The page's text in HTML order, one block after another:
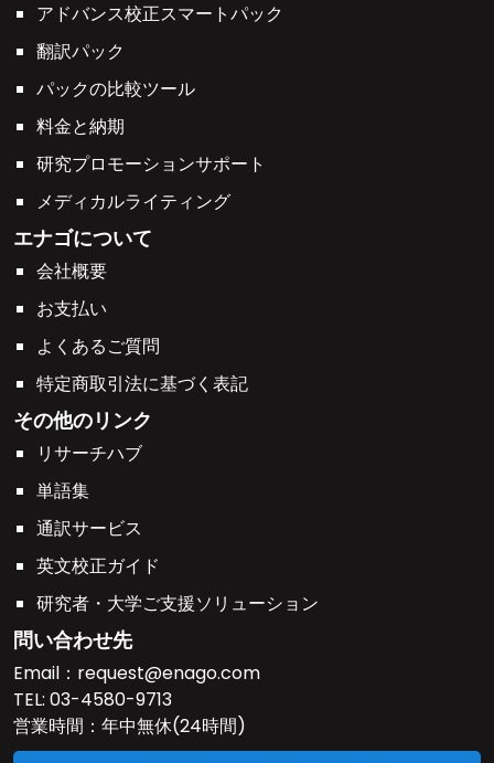
アドバンス校正スマートパック
翻訳パック
パックの比較ツール
料金と納期
研究プロモーションサポート
メディカルライティング
エナゴについて
会社概要
お支払い
よくあるご質問
特定商取引法に基づく表記
その他のリンク
リサーチハブ
単語集
通訳サービス
英文校正ガイド
研究者・大学ご支援ソリューション
問い合わせ先
Email： request@enago.com
TEL: 03-4580-9713
営業時間：年中無休(24時間)